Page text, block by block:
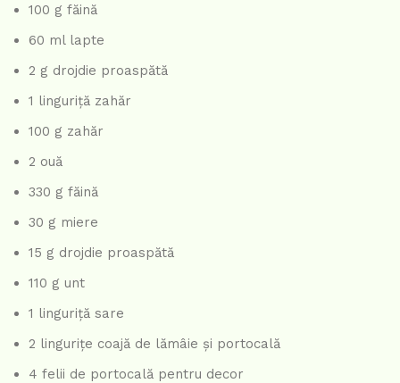
100 g făină
60 ml lapte
2 g drojdie proaspătă
1 linguriță zahăr
100 g zahăr
2 ouă
330 g făină
30 g miere
15 g drojdie proaspătă
110 g unt
1 linguriță sare
2 lingurițe coajă de lămâie și portocală
4 felii de portocală pentru decor